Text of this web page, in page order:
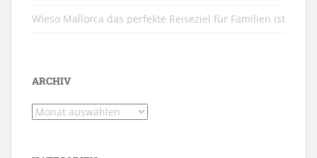
Wieso Mallorca das perfekte Reiseziel für Familien ist
ARCHIV
Archiv